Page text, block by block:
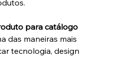
para catálogo
das maneiras mais
tecnologia, design